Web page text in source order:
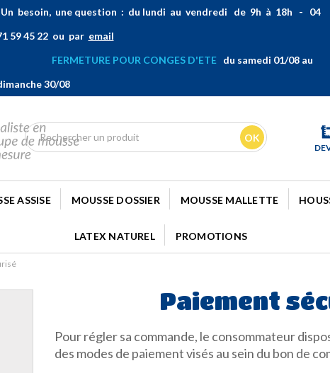
Un besoin, une question : du lundi au vendredi de 9h à 18h - 04
59 45 22 ou par email
FERMETURE POUR CONGES D'ETEdu samedi 01/08 au
30/08
OK
ASSISE MOUSSE DOSSIER MOUSSE MALLETTE
LATEX NATUREL PROMOTIONS
Paiement
Pour régler sa commande, le consommateur
des modes de paiement visés au sein du bon de